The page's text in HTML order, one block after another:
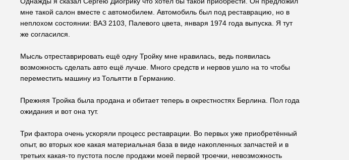
мне такой салон вместе с автомобилем. Автомобиль был под реставрацию, но в
неплохом состоянии: ВАЗ 2103, Палевого цвета, января 1974 года выпуска. Я тут
же согласился.
Мысль отреставрировать ещё одну Тройку мне нравилась, ведь появилась
возможность сделать авто ещё лучше. Много средств и нервов ушло на то чтобы
переместить машину из Тольятти в Германию.
Прежняя Тройка была продана и обитает теперь в окрестностях Берлина. Пол года
ожидания и вот она тут.
Три фактора очень ускоряли процесс реставрации. Во первых уже приобретённый
опыт, во вторых кое какая материальная база в виде накопленных запчастей и в
третьих какая-то пустота после продажи моей первой троечки, невозможность